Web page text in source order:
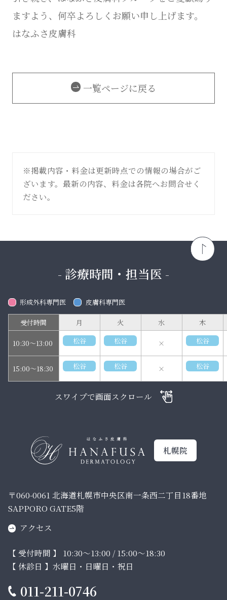
ますよう、何卒よろしくお願い申し上げます。
はなふさ皮膚科
一覧ページに戻る
※掲載内容・料金は更新時点での情報の場合がご
ざいます。最新の内容、料金は各院へお問合せく
ださい。
- 診療時間・担当医 -
形成外科専門医 皮膚科専門医
受付時間 月 火 水 木
10:30～13:00 松谷 松谷 × 松谷
15:00～18:30 松谷 松谷 × 松谷
スワイプで画面スクロール
札幌院
〒060-0061 北海道札幌市中央区南一条西二丁目18番地
SAPPORO GATE5階
アクセス
【 受付時間 】 10:30～13:00 / 15:00～18:30
【 休診日 】水曜日・日曜日・祝日
011-211-0746